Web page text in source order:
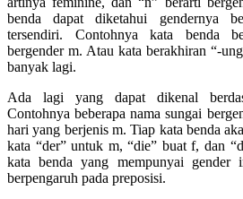
benda dapat diketahui gendernya
tersendiri. Contohnya kata benda
bergender m. Atau kata berakhiran “-
banyak lagi.
Ada lagi yang dapat dikenal
Contohnya beberapa nama sungai
hari yang berjenis m. Tiap kata benda
kata “der” untuk m, “die” buat f, dan
kata benda yang mempunyai
berpengaruh pada preposisi.